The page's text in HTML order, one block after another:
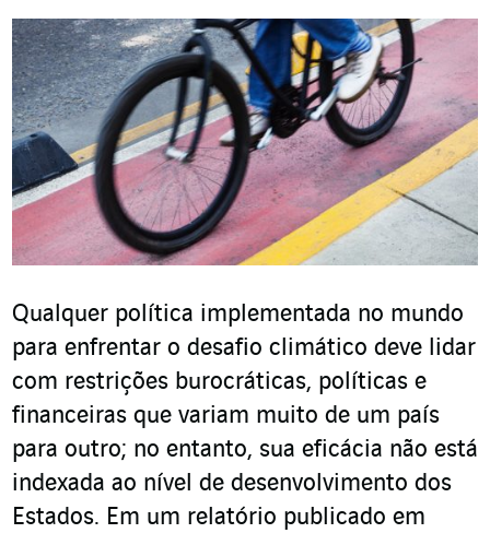
Qualquer política implementada no mundo
para enfrentar o desafio climático deve lidar
com restrições burocráticas, políticas e
financeiras que variam muito de um país
para outro; no entanto, sua eficácia não está
indexada ao nível de desenvolvimento dos
Estados. Em um relatório publicado em